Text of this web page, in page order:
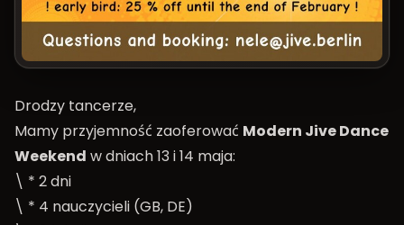
Drodzy tancerze,
Mamy przyjemność zaoferować Modern Jive Dance
Weekend w dniach 13 i 14 maja:
\ * 2 dni
\ * 4 nauczycieli (GB, DE)